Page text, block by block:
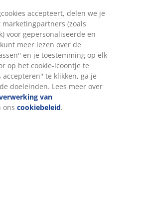
accepteert, delen we je
(zoals
voor gepersonaliseerde en
meer lezen over de
en je toestemming op elk
op het cookie-icoontje te
accepteren'' te klikken, ga je
doeleinden. Lees meer over
van
ons cookiebeleid.